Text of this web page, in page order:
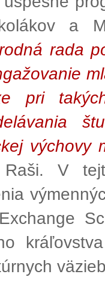
a
rada
pri
výchovy
Raši. V